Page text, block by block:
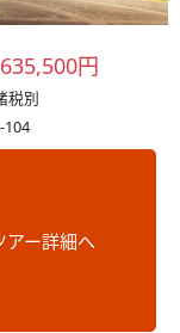
円
税別
104
アー詳細へ